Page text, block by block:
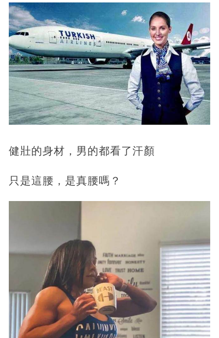
健壯的身材，男的都看了汗顏
只是這腰，是真腰嗎？